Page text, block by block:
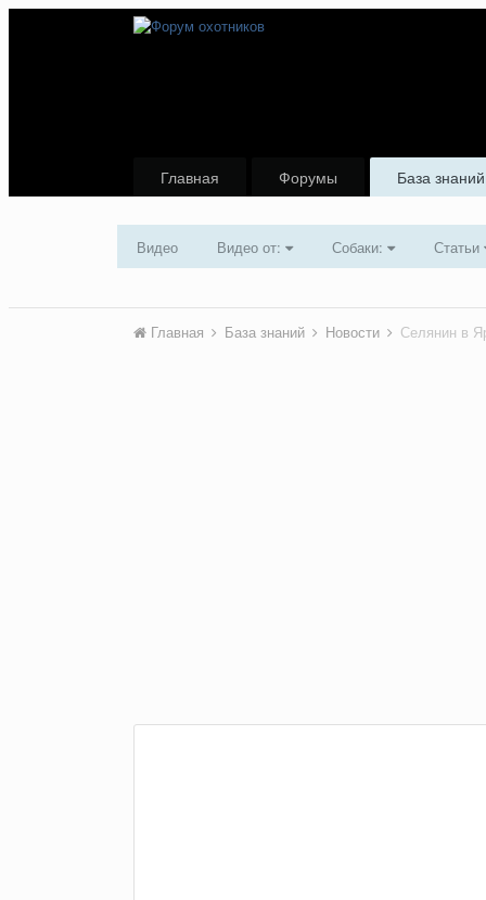
Главная Форумы База знаний
Видео Видео от: Собаки: Статьи
Главная База знаний Новости Селянин в